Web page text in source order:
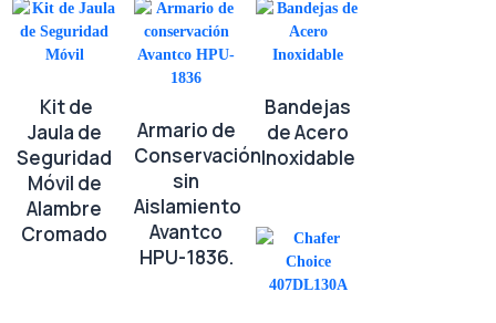
Kit de
Jaula de
Seguridad
Móvil de
Alambre
Cromado
Armario de
Conservación
sin
Aislamiento
Avantco
HPU-1836.
Bandejas
de Acero
Inoxidable